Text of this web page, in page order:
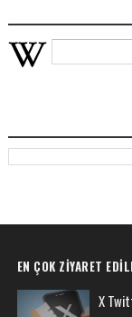
EN ÇOK ZIYARET
X